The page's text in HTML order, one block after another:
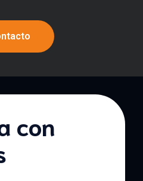
con